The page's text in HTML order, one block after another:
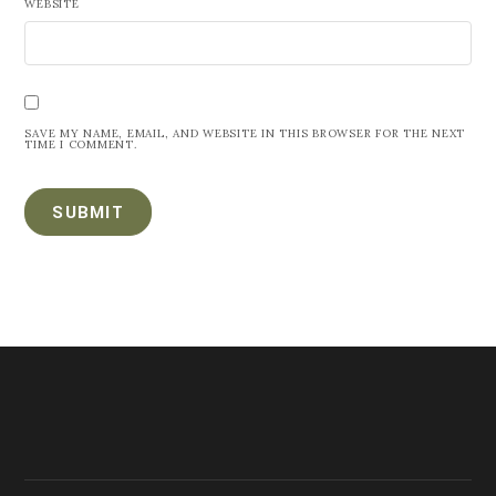
WEBSITE
SAVE MY NAME, EMAIL, AND WEBSITE IN THIS BROWSER FOR THE NEXT
TIME I COMMENT.